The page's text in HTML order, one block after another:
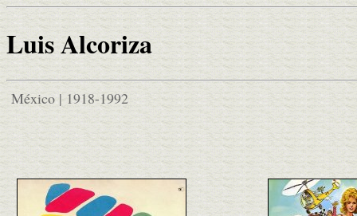
Luis Alcoriza
México | 1918-1992